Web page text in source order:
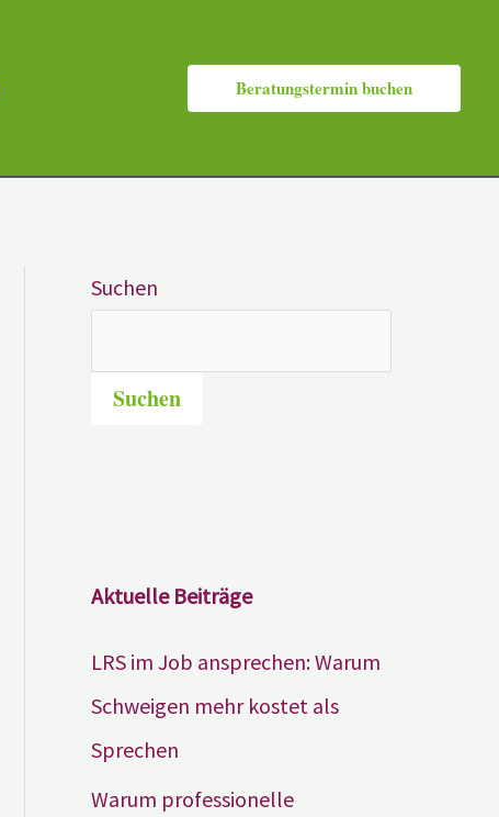
Beratungstermin buchen
Suchen
Suchen
Aktuelle Beiträge
LRS im Job ansprechen: Warum
Schweigen mehr kostet als
Sprechen
Warum professionelle